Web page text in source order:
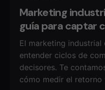
Marketing
guía para captar
El marketing industrial
entender ciclos de
decisores. Te
cómo medir el retorno